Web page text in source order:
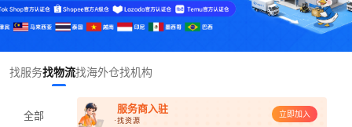
找服务找物流找海外仓找机构
全部
服务商入驻
·找资源
立即加入